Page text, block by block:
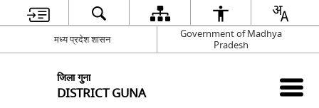
मध्य प्रदेश शासन
Government of Madhya
Pradesh
जिला गुना
DISTRICT GUNA